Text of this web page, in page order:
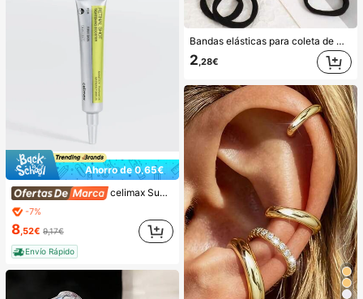
Ahorro de 0,65€
celimax Sueros y tratamiento facial
-7%
8 ,52€ 9,17€
Envío Rápido
Bandas elásticas para coleta de mujer, bandas para el cabello, accesorios para el cabello, bandas deportivas para el cabello, accesorios de belleza para el cabello en casa, adecuadas para verano, vacaciones, viajes. (10/20/50/100/200)
2,28€